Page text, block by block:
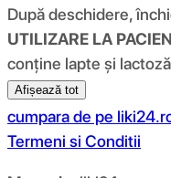
După deschidere,
UTILIZARE LA
conține lapte și
Afișează tot
cumpara de pe
Termeni si Conditii